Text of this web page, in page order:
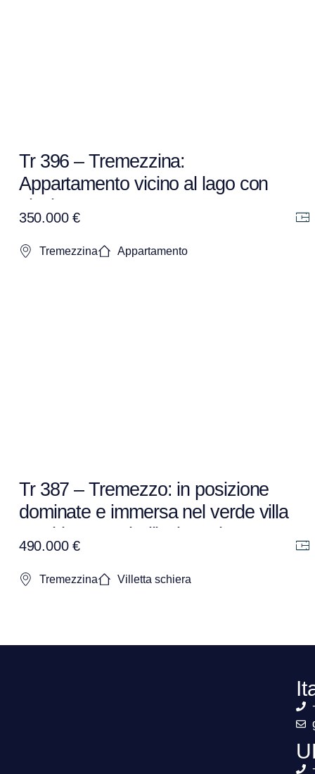
Tr 396 – Tremezzina:
Appartamento vicino al lago con
piscina e terrazzo
350.000 €
Tremezzina Appartamento
Tr 387 – Tremezzo: in posizione
dominate e immersa nel verde villa
a schiera con bellissima vista.
490.000 €
Tremezzina Villetta schiera